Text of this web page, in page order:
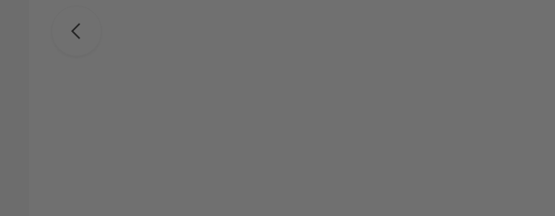
Zurück